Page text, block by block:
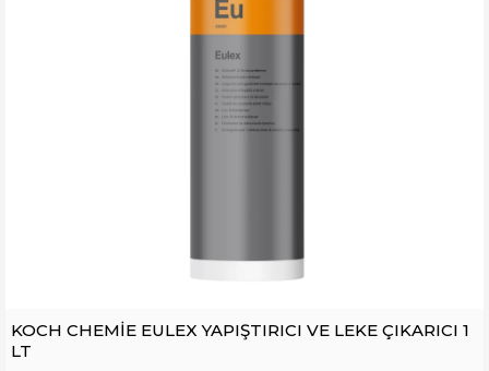
KOCH CHEMİE EULEX YAPIŞTIRICI VE LEKE ÇIKARICI 1
LT